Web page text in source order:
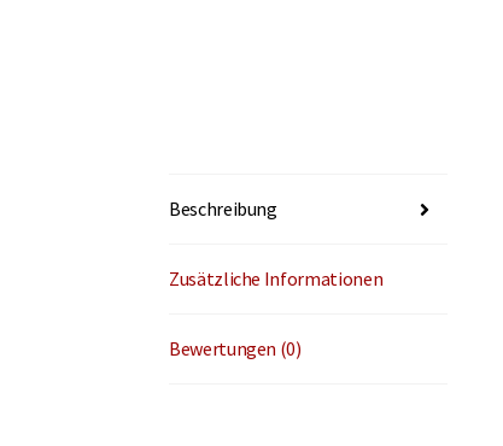
Beschreibung
Zusätzliche Informationen
Bewertungen (0)